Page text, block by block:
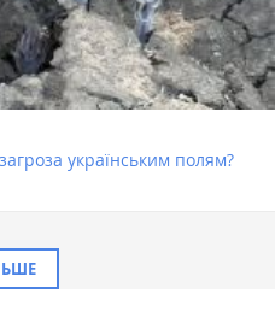
українським полям?